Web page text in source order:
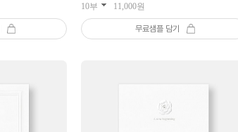
10부 11,000원
무료샘플 담기